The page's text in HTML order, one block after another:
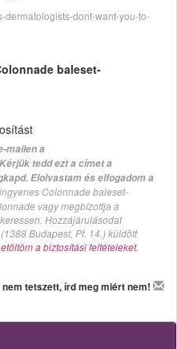
dermatologists-dont-want-you-to-
baleset-
mailen a
tedd ezt a címet a
Elolvastam és elfogadom a
Colonnade baleset-
vagy megbízottja a
Hozzájárulásodat
Budapest, Pf. 14.) küldött
a biztosítási feltételeket.
nem tetszett, írd meg miért nem!